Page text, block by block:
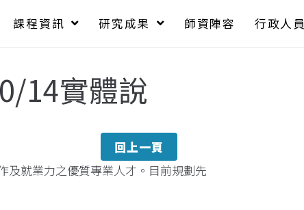
課程資訊 研究成果 師資陣容 行政人員
14實體說
回上一頁
及就業力之優質專業人才。目前規劃先